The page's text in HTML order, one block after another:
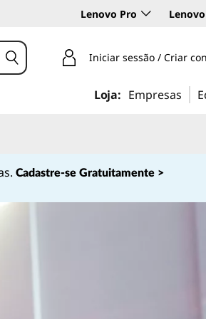
Lenovo Pro
Iniciar sessão / Criar
Loja: Empresas
Cadastre-se Gratuitamente >